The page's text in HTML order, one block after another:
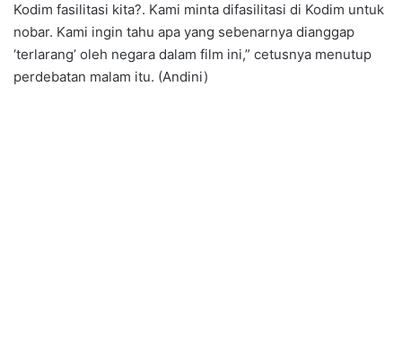
Kodim fasilitasi kita?. Kami minta difasilitasi di Kodim untuk
nobar. Kami ingin tahu apa yang sebenarnya dianggap
‘terlarang’ oleh negara dalam film ini,” cetusnya menutup
perdebatan malam itu. (Andini)